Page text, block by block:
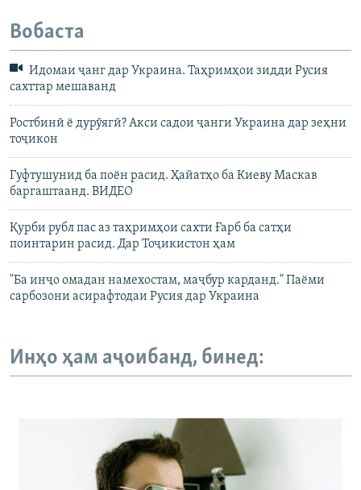
Вобаста
Идомаи ҷанг дар Украина. Таҳримҳои зидди Русия
сахттар мешаванд
Ростбинӣ ё дурӯягӣ? Акси садои ҷанги Украина дар зеҳни
тоҷикон
Гуфтушунид ба поён расид. Ҳайатҳо ба Киеву Маскав
баргаштаанд. ВИДЕО
Қурби рубл пас аз таҳримҳои сахти Ғарб ба сатҳи
поинтарин расид. Дар Тоҷикистон ҳам
"Ба инҷо омадан намехостам, маҷбур карданд." Паёми
сарбозони асирафтодаи Русия дар Украина
Инҳо ҳам аҷоибанд, бинед: